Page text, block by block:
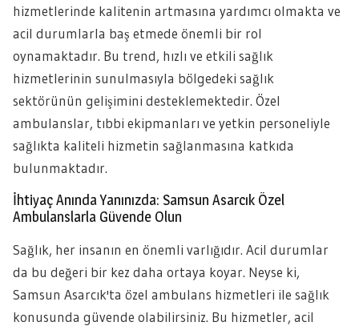
hizmetlerinde kalitenin artmasına yardımcı olmakta ve
acil durumlarla baş etmede önemli bir rol
oynamaktadır. Bu trend, hızlı ve etkili sağlık
hizmetlerinin sunulmasıyla bölgedeki sağlık
sektörünün gelişimini desteklemektedir. Özel
ambulanslar, tıbbi ekipmanları ve yetkin personeliyle
sağlıkta kaliteli hizmetin sağlanmasına katkıda
bulunmaktadır.
İhtiyaç Anında Yanınızda: Samsun Asarcık Özel
Ambulanslarla Güvende Olun
Sağlık, her insanın en önemli varlığıdır. Acil durumlar
da bu değeri bir kez daha ortaya koyar. Neyse ki,
Samsun Asarcık'ta özel ambulans hizmetleri ile sağlık
konusunda güvende olabilirsiniz. Bu hizmetler, acil